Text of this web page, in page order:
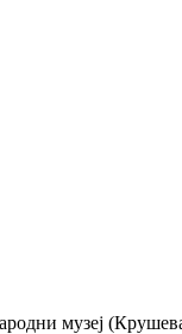
музеј